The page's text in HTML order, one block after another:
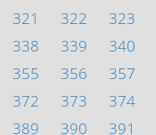
321 322 323
338 339 340
355 356 357
372 373 374
389 390 391